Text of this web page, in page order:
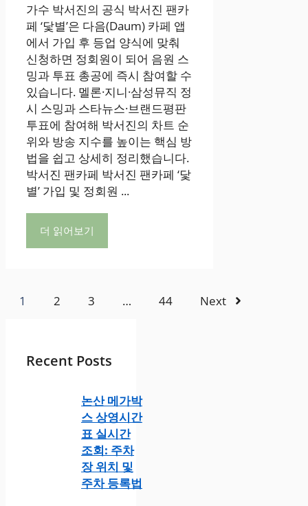
가수 박서진의 공식 박서진 팬카
페 ‘닻별’은 다음(Daum) 카페 앱
에서 가입 후 등업 양식에 맞춰
신청하면 정회원이 되어 음원 스
밍과 투표 총공에 즉시 참여할 수
있습니다. 멜론·지니·삼성뮤직 정
시 스밍과 스타뉴스·브랜드평판
투표에 참여해 박서진의 차트 순
위와 방송 지수를 높이는 핵심 방
법을 쉽고 상세히 정리했습니다.
박서진 팬카페 박서진 팬카페 ‘닻
별’ 가입 및 정회원 ...
더 읽어보기
1 2 3 … 44 Next
Recent Posts
논산 메가박
스 상영시간
표 실시간
조회: 주차
장 위치 및
주차 등록법